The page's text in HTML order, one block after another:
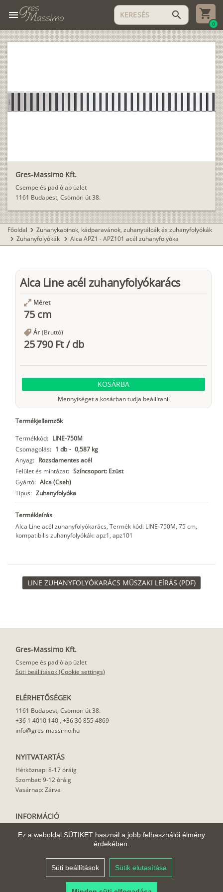
Ez a weboldal SÜTIKET használ a jobb felhasználói élmény
érdekében.
Süti beállítások Sütik elutasítása
menu search
0
Gres-Massimo Kft.
Csempe és padlólap üzlet
1161 Budapest, Csömöri út 38.
Főoldal chevron_right Zuhanykabinok, kádparavánok, zuhanytálcák és zuhanyfolyókák
chevron_right Zuhanyfolyókák chevron_right Alca APZ1 - APZ101 acél zuhanyfolyóka
Alca Line acél zuhanyfolyókarács
Méret
75 cm
Ár (Bruttó)
25 790 Ft/db
KOSÁRBA
Mennyiséget a kosárban tudja beállítani!
Termékjellemzők
Termékkód: LINE-750M
Csomagolás: 1 db - 0,587 kg
Anyag: Rozsdamentes acél
Felület és mintázat: Színcsoport: Ezüst
Gyártó: Alca (Cseh)
Típus: Zuhanyfolyóka
Termékleírás
Alca Line acél zuhanyfolyókarács, Termék kód: LINE-750M, 75 cm,
kompatibilis zuhanyfolyókák: apz1, apz101
LINE ZUHANYFOLYÓKARÁCS MŰSZAKI LEÍRÁS (PDF)
Gres-Massimo Kft.
Csempe és padlólap üzlet
Süti beállítások (Cookie settings)
ELÉRHETŐSÉGEK
1161 Budapest, Csömöri út 38.
+36 1 4010 140, +36 30 855 4869
info@gres-massimo.hu
NYITVATARTÁS
Hétköznap: 8-17 óráig
Szombat: 9-12 óráig
Vasárnap: Zárva
INFORMÁCIÓ
Felhasználási javaslat